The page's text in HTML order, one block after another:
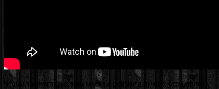
Чтобы занимать высокие места в рейтинге лучших строителей,